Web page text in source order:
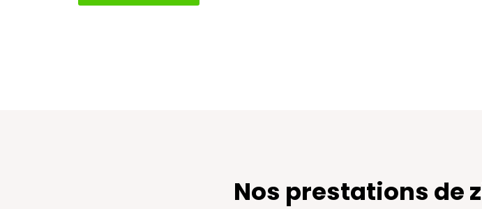
Nos prestations de